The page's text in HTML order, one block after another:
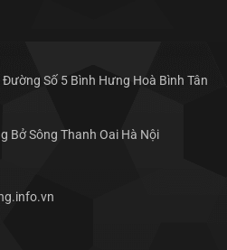
Số 5 Bình Hưng Hoà Bình Tân
Bở Sông Thanh Oai Hà Nội